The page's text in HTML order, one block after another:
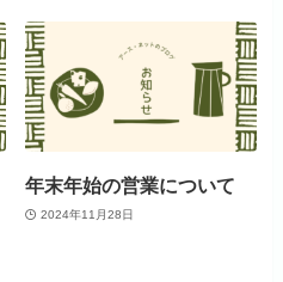
年末年始の営業について
2024年11月28日